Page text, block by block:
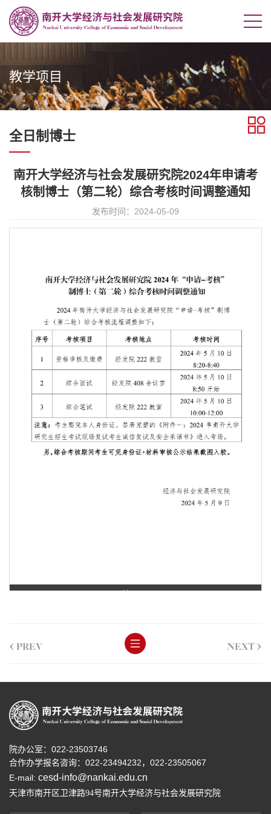
教学项目
全日制博士
南开大学经济与社会发展研究院2024年申请考
核制博士（第二轮）综合考核时间调整通知
发布时间：2024-05-09
第 1 页
< PREV NEXT >
院办公室：022-23503746
合作办学报名咨询： 022-23494232， 022-23505067
E-mail: cesd-info@nankai.edu.cn
天津市南开区卫津路94号南开大学经济与社会发展研究院